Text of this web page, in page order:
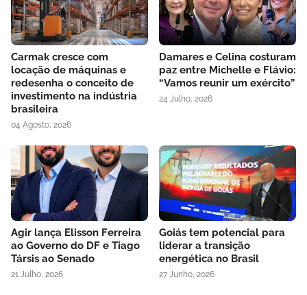
Carmak cresce com
locação de máquinas e
redesenha o conceito de
investimento na indústria
brasileira
04 Agosto, 2026
Damares e Celina costuram
paz entre Michelle e Flávio:
“Vamos reunir um exército”
24 Julho, 2026
Agir lança Elisson Ferreira
ao Governo do DF e Tiago
Társis ao Senado
21 Julho, 2026
Goiás tem potencial para
liderar a transição
energética no Brasil
27 Junho, 2026